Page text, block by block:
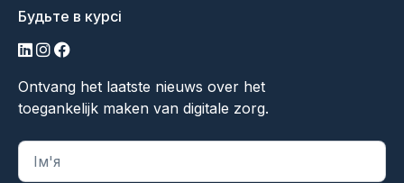
Будьте в курсі
LinkedIn
Інстаграм
Фейсбук
Ontvang het laatste nieuws over het
toegankelijk maken van digitale zorg.
"*" вказує на обов'язкові поля